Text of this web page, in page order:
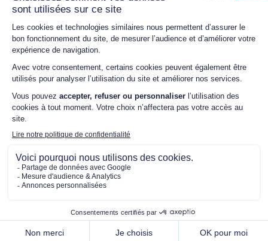
02 14 20 54 28
arnaud.hacault@sfr.fr
HORAIRES
Du lundi au vendredi
9h00 – 12h00 / 14h00 –
18h00
NOUS SUIVRE
Mentions légales -Politique de confidentialité